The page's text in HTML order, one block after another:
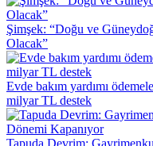
Şimşek: “Doğu ve
Olacak”
Evde bakım yardımı
milyar TL destek
Tapuda Devrim: